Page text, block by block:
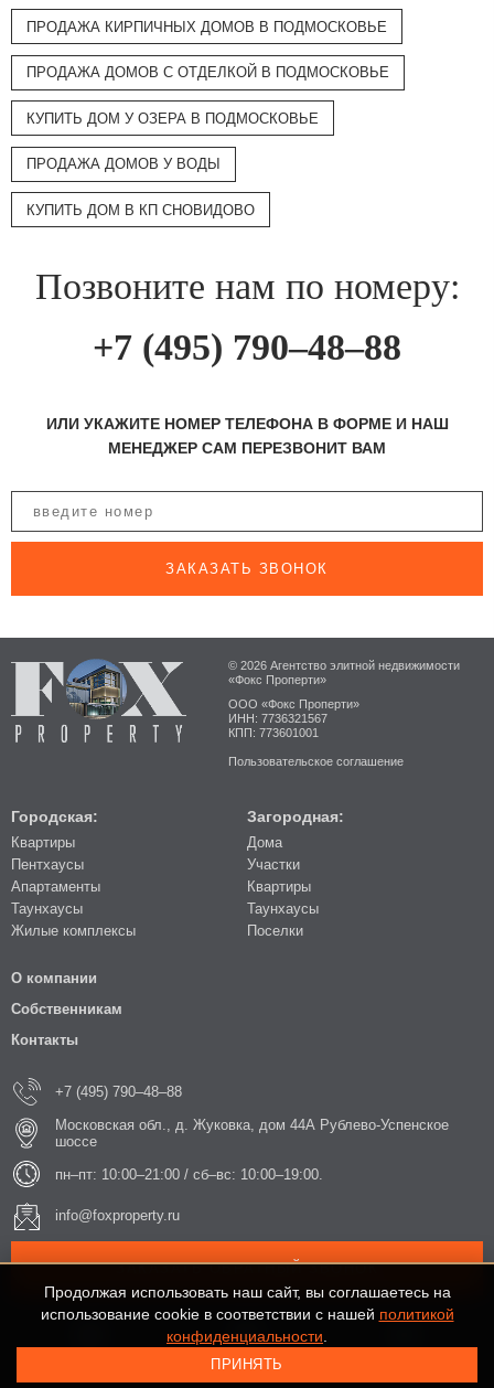
ПРОДАЖА КИРПИЧНЫХ ДОМОВ В ПОДМОСКОВЬЕ
ПРОДАЖА ДОМОВ С ОТДЕЛКОЙ В ПОДМОСКОВЬЕ
КУПИТЬ ДОМ У ОЗЕРА В ПОДМОСКОВЬЕ
ПРОДАЖА ДОМОВ У ВОДЫ
КУПИТЬ ДОМ В КП СНОВИДОВО
Позвоните нам по номеру:
+7 (495) 790–48–88
ИЛИ УКАЖИТЕ НОМЕР ТЕЛЕФОНА В ФОРМЕ И НАШ
МЕНЕДЖЕР САМ ПЕРЕЗВОНИТ ВАМ
ЗАКАЗАТЬ ЗВОНОК
© 2026 Агентство элитной недвижимости
«Фокс Проперти»
ООО «Фокс Проперти»
ИНН: 7736321567
КПП: 773601001
Пользовательское соглашение
Городская:
Квартиры
Пентхаусы
Апартаменты
Таунхаусы
Жилые комплексы
Загородная:
Дома
Участки
Квартиры
Таунхаусы
Поселки
О компании
Собственникам
Контакты
+7 (495) 790–48–88
Московская обл., д. Жуковка, дом 44А Рублево-Успенское
шоссе
пн–пт: 10:00–21:00 / сб–вс: 10:00–19:00.
info@foxproperty.ru
ЗАКАЗАТЬ ОБРАТНЫЙ ЗВОНОК
Продолжая использовать наш сайт, вы соглашаетесь на
использование cookie в соответствии с нашей политикой
конфиденциальности
ПРИНЯТЬ